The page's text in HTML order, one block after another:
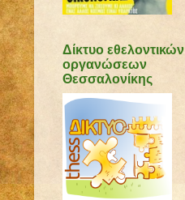
Δίκτυο εθελοντικών
οργανώσεων
Θεσσαλονίκης